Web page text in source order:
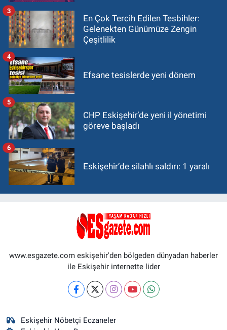
En Çok Tercih Edilen Tesbihler:
Gelenekten Günümüze Zengin
Çeşitlilik
3
Efsane tesislerde yeni dönem
4
CHP Eskişehir’de yeni il yönetimi
göreve başladı
5
Eskişehir’de silahlı saldırı: 1 yaralı
6
www.esgazete.com eskişehir'den bölgeden dünyadan haberler
ile Eskişehir internette lider
Eskişehir Nöbetçi Eczaneler